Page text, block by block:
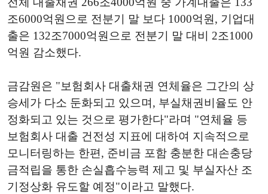
조6000억원으로 전분기 말 보다 1000억원, 기업대
출은 132조7000억원으로 전분기 말 대비 2조1000
억원 감소했다.
금감원은 "보험회사 대출채권 연체율은 그간의 상
승세가 다소 둔화되고 있으며, 부실채권비율도 안
정화되고 있는 것으로 평가한다"라며 "연체율 등
보험회사 대출 건전성 지표에 대하여 지속적으로
모니터링하는 한편, 준비금 포함 충분한 대손충당
금적립을 통한 손실흡수능력 제고 및 부실자산 조
기정상화 유도할 예정"이라고 말했다.